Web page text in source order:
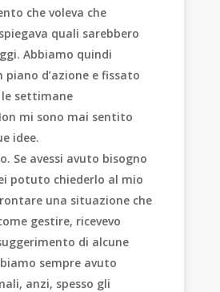
che voleva che
quali sarebbero
Abbiamo quindi
d’azione e fissato
settimane
mi sono mai sentito
idee.
Se avessi avuto bisogno
potuto chiederlo al mio
una situazione che
gestire, ricevevo
di alcune
sempre avuto
anzi, spesso gli